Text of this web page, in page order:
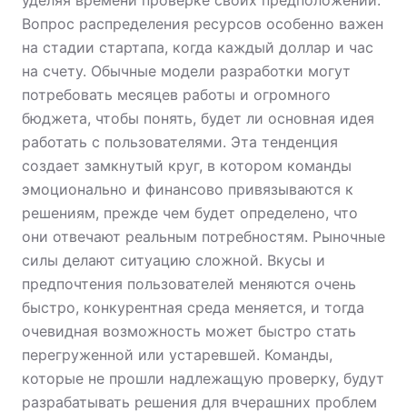
Вопрос распределения ресурсов особенно важен
на стадии стартапа, когда каждый доллар и час
на счету. Обычные модели разработки могут
потребовать месяцев работы и огромного
бюджета, чтобы понять, будет ли основная идея
работать с пользователями. Эта тенденция
создает замкнутый круг, в котором команды
эмоционально и финансово привязываются к
решениям, прежде чем будет определено, что
они отвечают реальным потребностям. Рыночные
силы делают ситуацию сложной. Вкусы и
предпочтения пользователей меняются очень
быстро, конкурентная среда меняется, и тогда
очевидная возможность может быстро стать
перегруженной или устаревшей. Команды,
которые не прошли надлежащую проверку, будут
разрабатывать решения для вчерашних проблем